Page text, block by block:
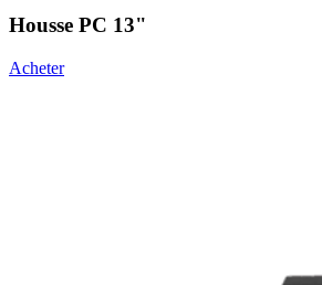
Housse PC 13"
Acheter